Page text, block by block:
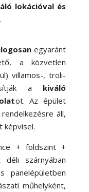
lokációval és
.
egyaránt
a közvetlen
villamos-, troli-
a kiváló
ot. Az épület
áll,
képvisel.
+ földszint +
déli szárnyában
panelépületben
műhelyként,